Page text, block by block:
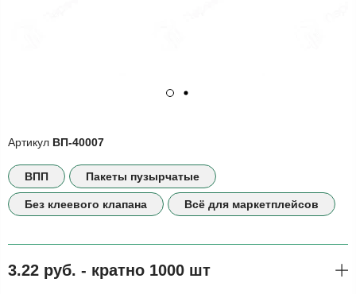
Артикул ВП-40007
ВПП Пакеты пузырчатые
Без клеевого клапана Всё для маркетплейсов
3.22 руб. - кратно 1000 шт